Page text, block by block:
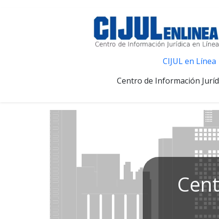
CIJUL en Línea
Centro de Información